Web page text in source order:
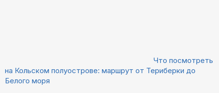
Что посмотреть
на Кольском полуострове: маршрут от Териберки до
Белого моря